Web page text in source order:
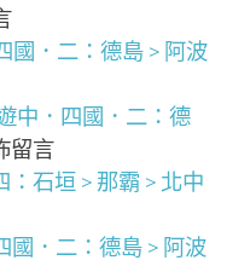
國．二：德島 > 阿波
中．四國．二：德
留言
：石垣 > 那霸 > 北中
國．二：德島 > 阿波